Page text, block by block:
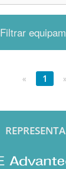
Filtrar
« 1 »